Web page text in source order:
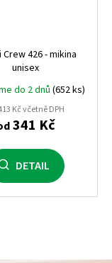
Crew 426 - mikina
unisex
do 2 dnů (652 ks)
Kč včetně DPH
341 Kč
DETAIL